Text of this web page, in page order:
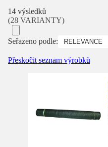
14 výsledků
(28 VARIANTY)
Seřazeno podle:
Přeskočit seznam výrobků